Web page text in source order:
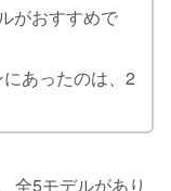
がおすすめで
あったのは、2
全5モデルがあり